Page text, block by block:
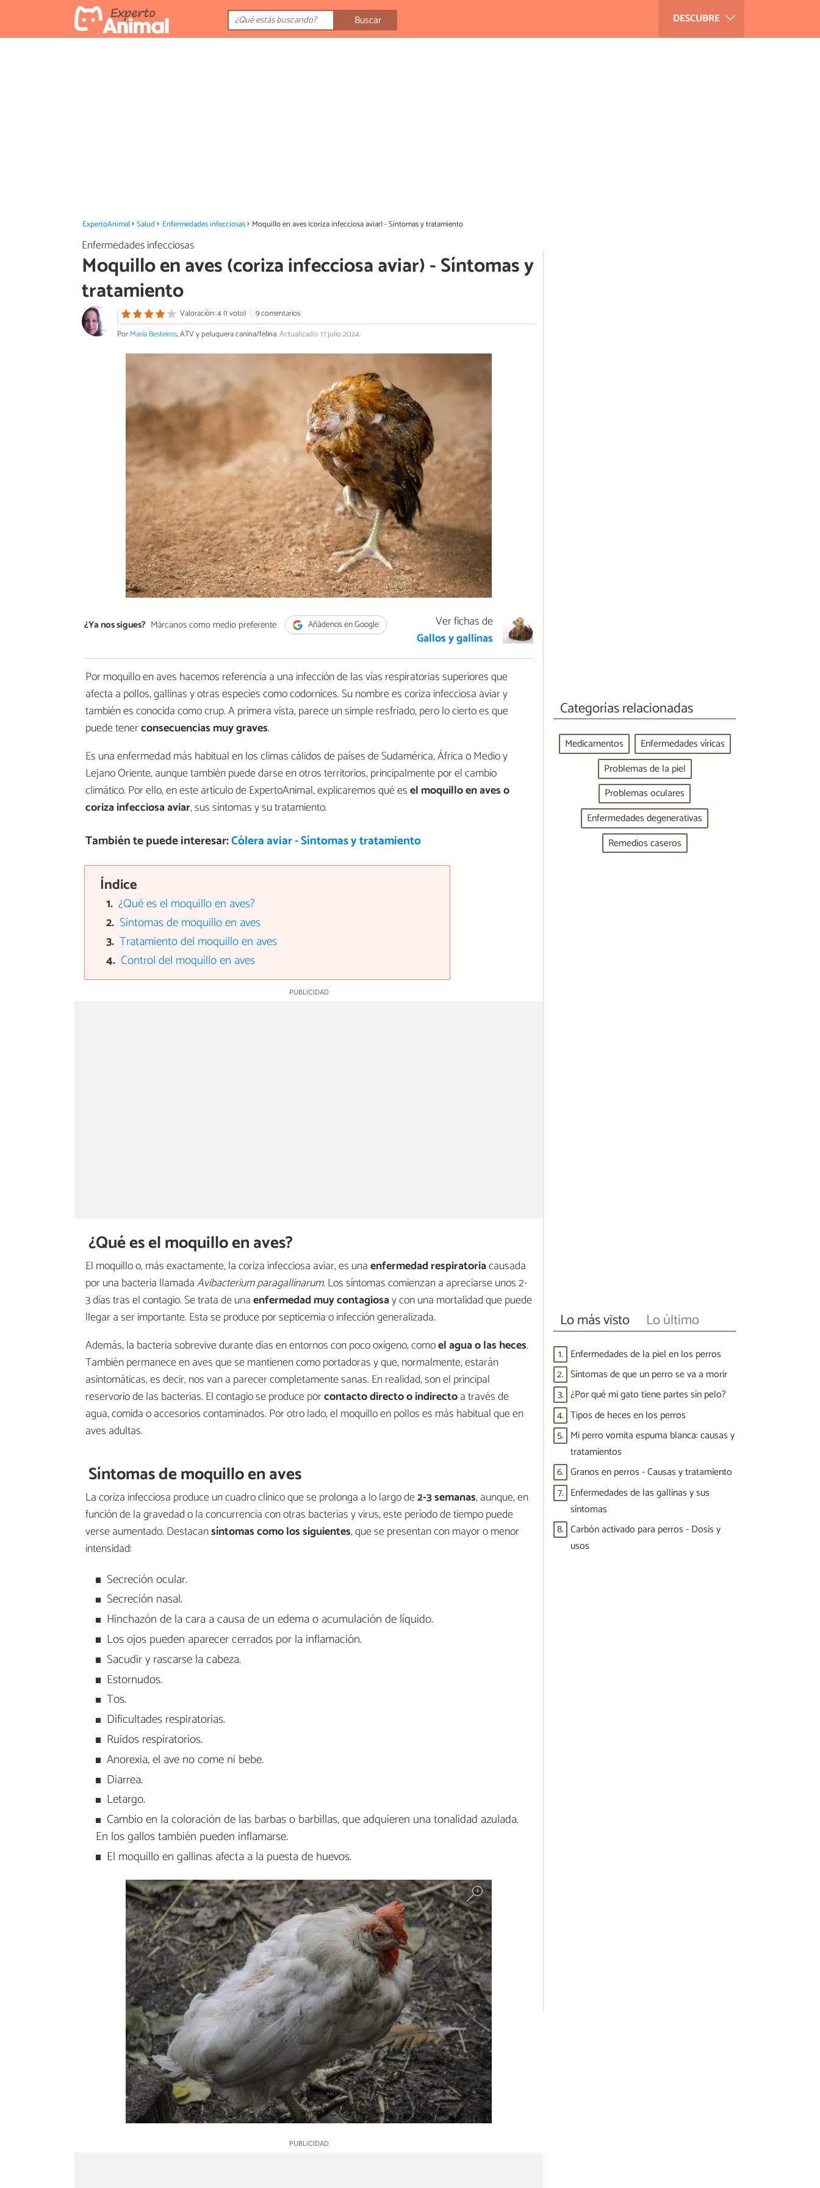
DESCUBRE
Buscar
ExpertoAnimal Salud Enfermedades infecciosas Moquillo en aves (coriza infecciosa aviar) - Síntomas y tratamiento
Enfermedades infecciosas
Moquillo en aves (coriza infecciosa aviar) - Síntomas y
tratamiento
Valoración: 4 (1 voto)
9 comentarios
PorMaría Besteiros, ATV y peluquera canina/felina.Actualizado: 17 julio 2024
¿Ya nos sigues? Márcanos como medio preferente Añádenos en Google
Ver fichas de
Gallos y gallinas
Por moquillo en aves hacemos referencia a una infección de las vías respiratorias superiores que
afecta a pollos, gallinas y otras especies como codornices. Su nombre es coriza infecciosa aviar y
también es conocida como crup. A primera vista, parece un simple resfriado, pero lo cierto es que
puede tenerconsecuencias muy graves.
Es una enfermedad más habitual en los climas cálidos de países de Sudamérica, África o Medio y
Lejano Oriente, aunque también puede darse en otros territorios, principalmente por el cambio
climático. Por ello, en este artículo de ExpertoAnimal, explicaremos qué esel moquillo en aves o
coriza infecciosa aviar, sus síntomas y su tratamiento.
También te puede interesar:Cólera aviar - Síntomas y tratamiento
Índice
¿Qué es el moquillo en aves?
Síntomas de moquillo en aves
Tratamiento del moquillo en aves
Control del moquillo en aves
¿Qué es el moquillo en aves?
El moquillo o, más exactamente, la coriza infecciosa aviar, es unaenfermedad respiratoriacausada
por una bacteria llamadaAvibacterium paragallinarum. Los síntomas comienzan a apreciarse unos 2-
3 días tras el contagio. Se trata de unaenfermedad muy contagiosay con una mortalidad que puede
llegar a ser importante. Esta se produce por septicemia o infección generalizada.
Además, la bacteria sobrevive durante días en entornos con poco oxígeno, comoel agua o las heces.
También permanece en aves que se mantienen como portadoras y que, normalmente, estarán
asintomáticas, es decir, nos van a parecer completamente sanas. En realidad, son el principal
reservorio de las bacterias. El contagio se produce porcontacto directo o indirectoa través de
agua, comida o accesorios contaminados. Por otro lado, el moquillo en pollos es más habitual que en
aves adultas.
Síntomas de moquillo en aves
La coriza infecciosa produce un cuadro clínico que se prolonga a lo largo de2-3 semanas, aunque, en
función de la gravedad o la concurrencia con otras bacterias y virus, este período de tiempo puede
verse aumentado. Destacansíntomas como los siguientes, que se presentan con mayor o menor
intensidad:
Secreción ocular.
Secreción nasal.
Hinchazón de la cara a causa de un edema o acumulación de líquido.
Los ojos pueden aparecer cerrados por la inflamación.
Sacudir y rascarse la cabeza.
Estornudos.
Tos.
Dificultades respiratorias.
Ruidos respiratorios.
Anorexia, el ave no come ni bebe.
Diarrea.
Letargo.
Cambio en la coloración de las barbas o barbillas, que adquieren una tonalidad azulada.
En los gallos también pueden inflamarse.
El moquillo en gallinas afecta a la puesta de huevos.
Categorías relacionadas
Medicamentos
Enfermedades víricas
Problemas de la piel
Problemas oculares
Enfermedades degenerativas
Remedios caseros
Lo más visto Lo último
1. Enfermedades de la piel en los perros
2. Síntomas de que un perro se va a morir
3. ¿Por qué mi gato tiene partes sin pelo?
4. Tipos de heces en los perros
5. Mi perro vomita espuma blanca: causas y
tratamientos
6. Granos en perros - Causas y tratamiento
7. Enfermedades de las gallinas y sus
síntomas
8. Carbón activado para perros - Dosis y
usos